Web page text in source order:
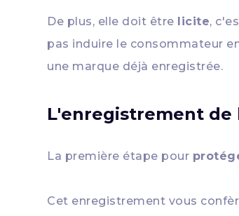
De plus, elle doit être licite,
pas induire le consommateur
une marque déjà enregistrée.
L'enregistrement de
La première étape pour
Cet enregistrement vous